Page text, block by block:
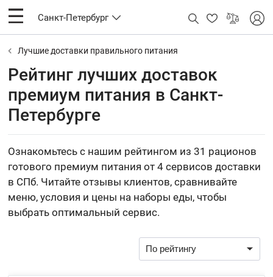
Санкт-Петербург
Лучшие доставки правильного питания
Рейтинг лучших доставок
премиум питания в Санкт-
Петербурге
Ознакомьтесь с нашим рейтингом из 31 рационов
готового премиум питания от 4 сервисов доставки
в СПб. Читайте отзывы клиентов, сравнивайте
меню, условия и цены на наборы еды, чтобы
выбрать оптимальный сервис.